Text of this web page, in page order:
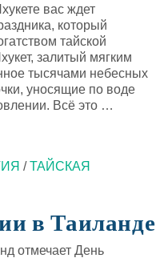
вас ждет
который
тайской
залитый мягким
тысячами небесных
уносящие по воде
Всё это …
/ТАЙСКАЯ
в Таиланде
отмечает День